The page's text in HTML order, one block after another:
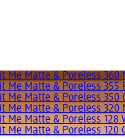
Me Matte & Poreless 360
Me Matte & Poreless 355
Me Matte & Poreless 350
Me Matte & Poreless 320
Me Matte & Poreless 128
Me Matte & Poreless 120